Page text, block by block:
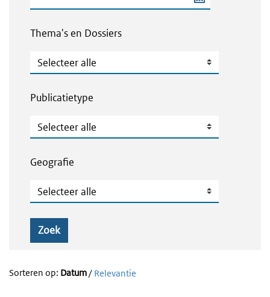
Thema's en Dossiers
Thema's en Dossiers
Publicatietype
Publicatietype
Geografie
Geografie
Zoek
Sorteren op: Datum/ Relevantie